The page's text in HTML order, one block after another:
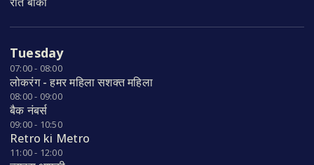
Tuesday
07:00 - 08:00
लोकरंग - हमर महिला सशक्त महिला
08:00 - 09:00
बैक नंबर्स
09:00 - 10:50
Retro ki Metro
11:00 - 12:00